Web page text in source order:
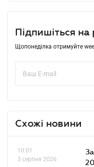
Підпишіться на
Щопонеділка отримуйте
Схожі новини
10.01
3 серпня 2026